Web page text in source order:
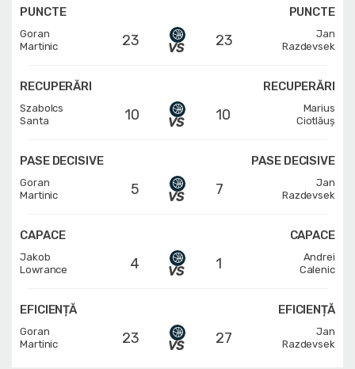
PUNCTE
Goran
Martinic
23
PUNCTE
23
Jan
Razdevsek
RECUPERĂRI
Szabolcs
Santa
10
RECUPERĂRI
10
Marius
Ciotlăuș
PASE DECISIVE
Goran
Martinic
5
PASE DECISIVE
7
Jan
Razdevsek
CAPACE
Jakob
Lowrance
4
CAPACE
1
Andrei
Calenic
EFICIENȚĂ
Goran
Martinic
23
EFICIENȚĂ
27
Jan
Razdevsek